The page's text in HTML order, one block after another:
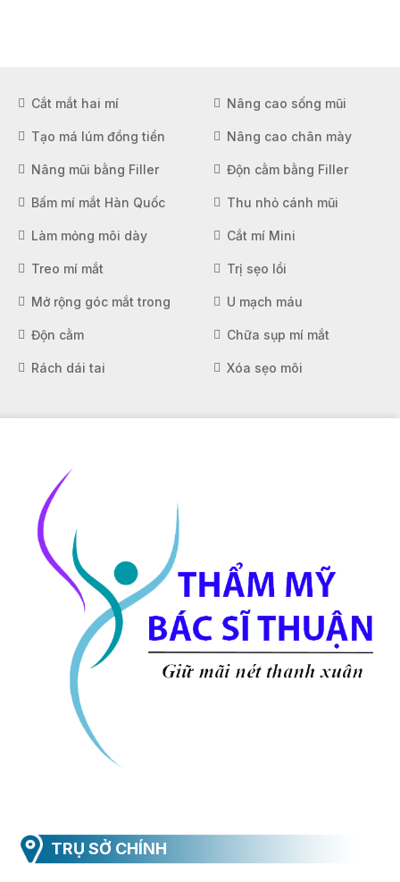
Cắt mắt hai mí Nâng cao sống mũi
Tạo má lúm đồng tiền Nâng cao chân mày
Nâng mũi bằng Filler Độn cằm bằng Filler
Bấm mí mắt Hàn Quốc Thu nhỏ cánh mũi
Làm mỏng môi dày Cắt mí Mini
Treo mí mắt Trị sẹo lồi
Mở rộng góc mắt trong U mạch máu
Độn cằm Chữa sụp mí mắt
Rách dái tai Xóa sẹo môi
TRỤ SỞ CHÍNH